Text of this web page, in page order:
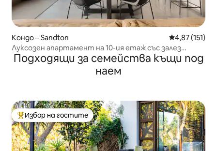
Кондо – Sandton Средна
4,87 (151)
Луксозен апартамент на 10-ия етаж със залез
слънце (пълна резервна мощност)
Подходящи за семейства къщи под
наем
Най-популярен избор на гостите
Избор на гостите